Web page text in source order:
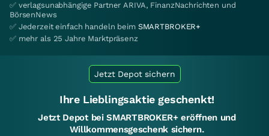
✅ verlagsunabhängige Partner ARIVA, FinanzNachrichten und
BörsenNews
✅ Jederzeit einfach handeln beim SMARTBROKER+
✅ mehr als 25 Jahre Marktpräsenz
Jetzt Depot sichern
Ihre Lieblingsaktie geschenkt!
Jetzt Depot bei SMARTBROKER+ eröffnen und
Willkommensgeschenk sichern.